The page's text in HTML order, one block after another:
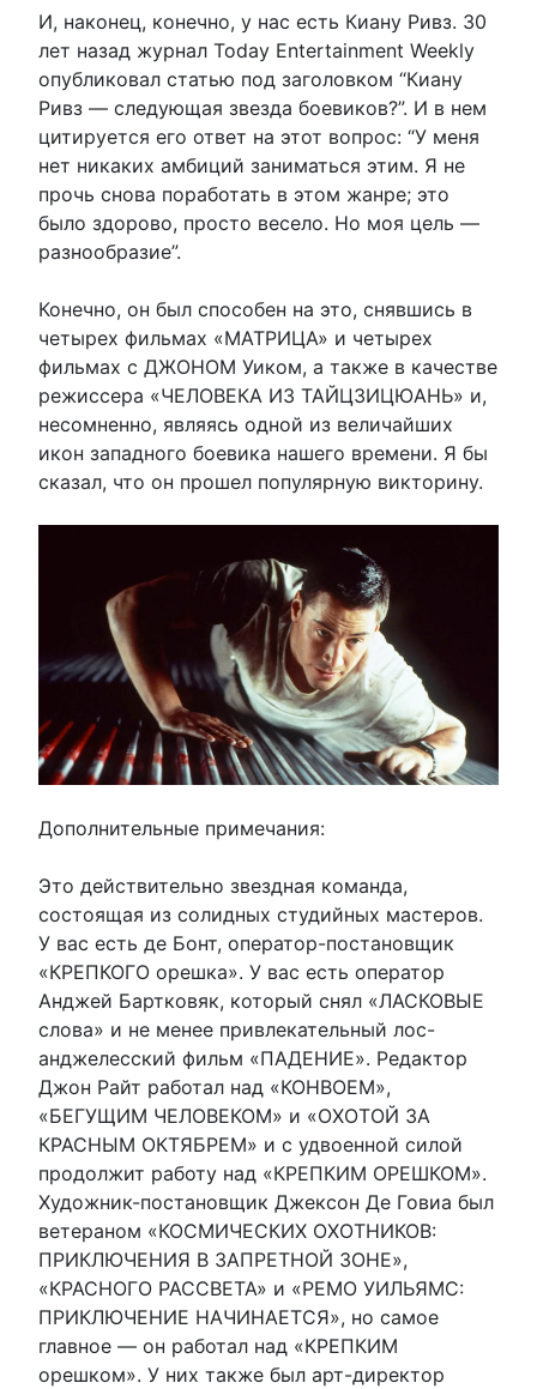
И, наконец, конечно, у нас есть Киану Ривз. 30
лет назад журнал Today Entertainment Weekly
опубликовал статью под заголовком “Киану
Ривз — следующая звезда боевиков?”. И в нем
цитируется его ответ на этот вопрос: “У меня
нет никаких амбиций заниматься этим. Я не
прочь снова поработать в этом жанре; это
было здорово, просто весело. Но моя цель —
разнообразие”.
Конечно, он был способен на это, снявшись в
четырех фильмах «МАТРИЦА» и четырех
фильмах с ДЖОНОМ Уиком, а также в качестве
режиссера «ЧЕЛОВЕКА ИЗ ТАЙЦЗИЦЮАНЬ» и,
несомненно, являясь одной из величайших
икон западного боевика нашего времени. Я бы
сказал, что он прошел популярную викторину.
Дополнительные примечания:
Это действительно звездная команда,
состоящая из солидных студийных мастеров.
У вас есть де Бонт, оператор-постановщик
«КРЕПКОГО орешка». У вас есть оператор
Анджей Бартковяк, который снял «ЛАСКОВЫЕ
слова» и не менее привлекательный лос-
анджелесский фильм «ПАДЕНИЕ». Редактор
Джон Райт работал над «КОНВОЕМ»,
«БЕГУЩИМ ЧЕЛОВЕКОМ» и «ОХОТОЙ ЗА
КРАСНЫМ ОКТЯБРЕМ» и с удвоенной силой
продолжит работу над «КРЕПКИМ ОРЕШКОМ».
Художник-постановщик Джексон Де Говиа был
ветераном «КОСМИЧЕСКИХ ОХОТНИКОВ:
ПРИКЛЮЧЕНИЯ В ЗАПРЕТНОЙ ЗОНЕ»,
«КРАСНОГО РАССВЕТА» и «РЕМО УИЛЬЯМС:
ПРИКЛЮЧЕНИЕ НАЧИНАЕТСЯ», но самое
главное — он работал над «КРЕПКИМ
орешком». У них также был арт-директор